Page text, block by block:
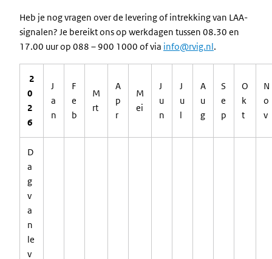
Heb je nog vragen over de levering of intrekking van LAA-
signalen? Je bereikt ons op werkdagen tussen 08.30 en
17.00 uur op 088 – 900 1000 of via info@rvig.nl.
2
0
2
6
J
a
n
F
e
b
M
rt
A
p
r
M
ei
J
u
n
J
u
l
A
u
g
S
e
p
O
k
t
N
o
v
D
a
g
v
a
n
le
v